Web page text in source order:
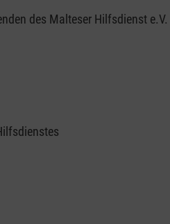
des Malteser Hilfsdienst